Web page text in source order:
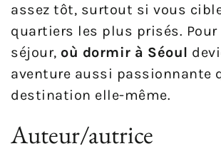
assez tôt, surtout si vous
quartiers les plus prisés.
séjour, où dormir à Séoul
aventure aussi passionnante
destination elle-même.
Auteur/autrice